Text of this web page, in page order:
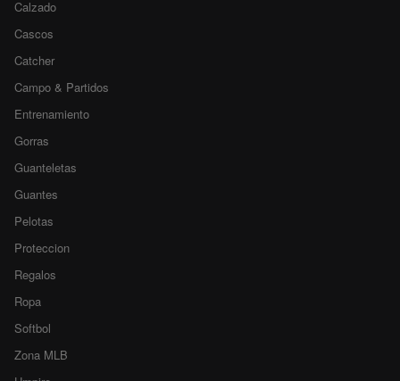
Calzado
Cascos
Catcher
Campo & Partidos
Entrenamiento
Gorras
Guanteletas
Guantes
Pelotas
Proteccion
Regalos
Ropa
Softbol
Zona MLB